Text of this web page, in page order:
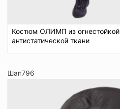
Костюм ОЛИМП из огнестойкой
антистатической ткани
Шап796